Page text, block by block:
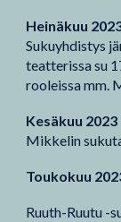
Heinäkuu
Sukuyhdistys
teatterissa su
rooleissa mm.
Kesäkuu 2023
Mikkelin
Toukokuu
Ruuth-Ruutu -